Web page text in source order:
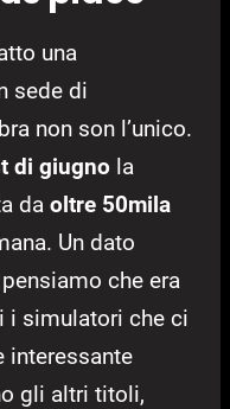
una
sede di
non son l’unico.
di giugno la
da oltre 50mila
Un dato
che era
i simulatori che ci
interessante
gli altri titoli,